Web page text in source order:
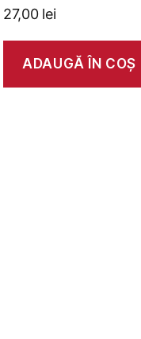
27,00 lei
ADAUGĂ ÎN COȘ